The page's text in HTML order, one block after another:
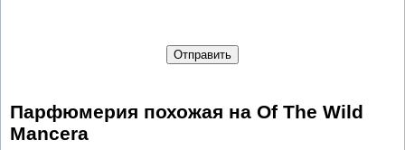
Отправить
Парфюмерия похожая на Of The Wild
Mancera